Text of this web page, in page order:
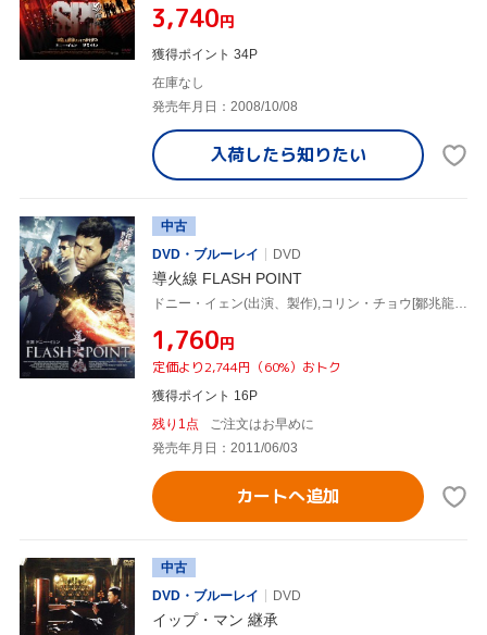
¥3,740円
獲得ポイント 34P
在庫なし
発売年月日：2008/10/08
入荷したら知りたい
中古
DVD・ブルーレイ
DVD
導火線 FLASH POINT
ドニー・イェン(出演、製作),コリン・チョウ[鄒兆龍],ルイス・クー,ウィルソン・イップ(監督),チャン・クォンウィン[陳光榮](音楽)
¥1,760円
定価より2,744円（60%）おトク
獲得ポイント 16P
残り1点
ご注文はお早めに
発売年月日：2011/06/03
カートへ追加
中古
DVD・ブルーレイ
DVD
イップ・マン 継承